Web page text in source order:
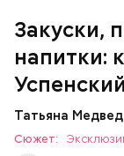
Закуски,
напитки:
Татьяна
Сюжет:
зелень